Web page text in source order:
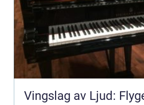
Vingslag av Ljud: